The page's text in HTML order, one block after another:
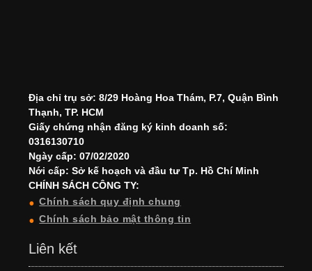
Địa chỉ trụ sở: 8/29 Hoàng Hoa Thám, P.7, Quận Bình
Thạnh, TP. HCM
Giấy chứng nhận đăng ký kinh doanh số:
0316130710
Ngày cấp: 07/02/2020
Nới cấp: Sở kế hoạch và đầu tư Tp. Hồ Chí Minh
CHÍNH SÁCH CÔNG TY:
Chính sách quy định chung
Chính sách bảo mật thông tin
Liên kết